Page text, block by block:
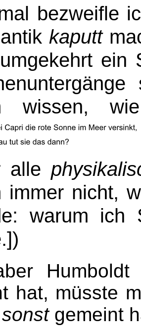
bezweifle
kaputt
ein
wissen,
alle
immer nicht,
warum ich
hat, müsste
sonstgemeint